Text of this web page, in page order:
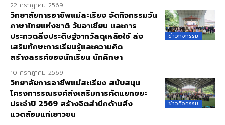
22 กรกฎาคม 2569
ข่าวกิจกรรม
วิทยาลัยการอาชีพแม่สะเรียง จัดกิจกรรมวัน
ภาษาไทยแห่งชาติ วันอาเซียน และการ
ประกวดสิ่งประดิษฐ์จากวัสดุเหลือใช้ ส่ง
เสริมทักษะการเรียนรู้และความคิด
สร้างสรรค์ของนักเรียน นักศึกษา
10 กรกฎาคม 2569
ข่าวกิจกรรม
วิทยาลัยการอาชีพแม่สะเรียง สนับสนุน
โครงการรณรงค์ส่งเสริมการคัดแยกขยะ
ประจำปี 2569 สร้างจิตสำนึกด้านสิ่ง
แวดล้อมแก่เยาวชน